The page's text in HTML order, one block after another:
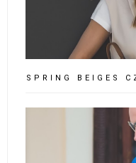
SPRING BEIGES